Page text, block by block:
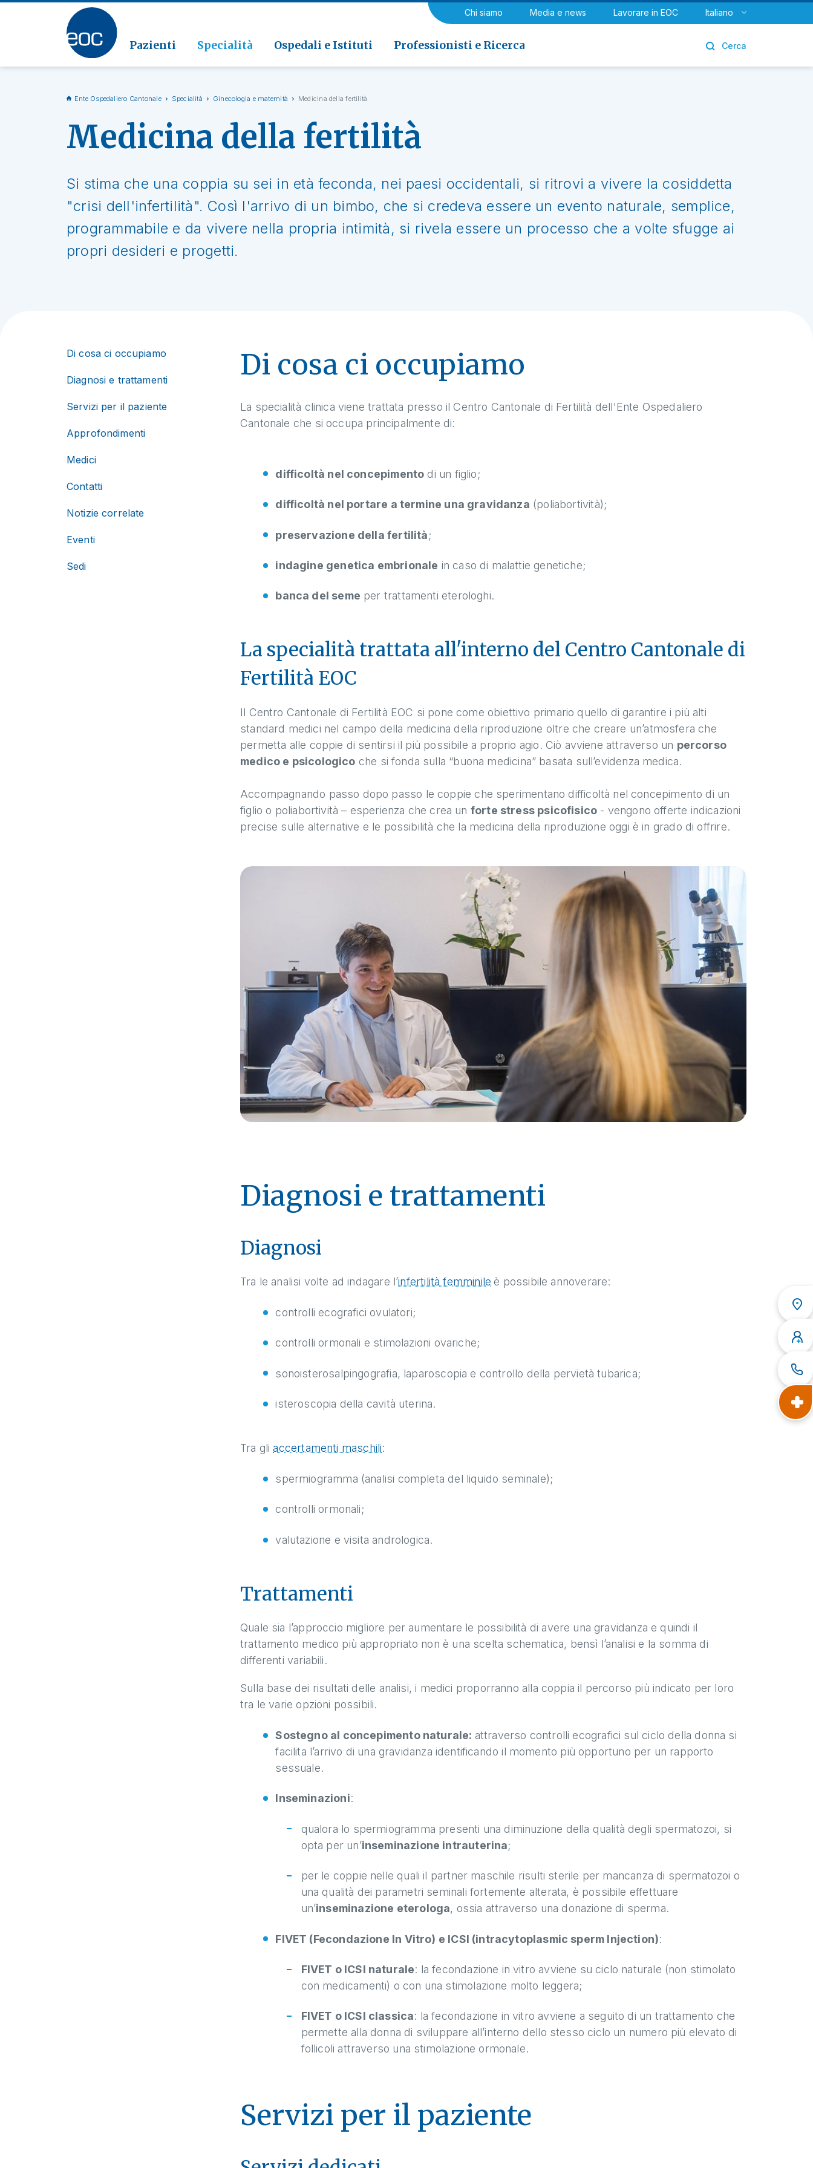
Chi siamo Media e news Lavorare in EOC Italiano
Pazienti Specialità Ospedali e Istituti Professionisti e Ricerca Cerca
Vai alla sezione
Medicina riabilitativa
Neurologia e Neurochirurgia Urologia
Clinica di Riabilitazione EOC, Novaggio
Patologia
Ente Ospedaliero Cantonale Specialità Ginecologia e maternità Medicina della fertilità
Medicina della fertilità
Si stima che una coppia su sei in età feconda, nei paesi occidentali, si ritrovi a vivere la cosiddetta
"crisi dell'infertilità". Così l'arrivo di un bimbo, che si credeva essere un evento naturale, semplice,
programmabile e da vivere nella propria intimità, si rivela essere un processo che a volte sfugge ai
propri desideri e progetti.
Di cosa ci occupiamo
Diagnosi e trattamenti
Servizi per il paziente
Approfondimenti
Medici
Contatti
Notizie correlate
Eventi
Sedi
Di cosa ci occupiamo
La specialità clinica viene trattata presso il Centro Cantonale di Fertilità dell'Ente Ospedaliero
Cantonale che si occupa principalmente di:
difficoltà nel concepimento di un figlio;
difficoltà nel portare a termine una gravidanza (poliabortività);
preservazione della fertilità;
indagine genetica embrionale in caso di malattie genetiche;
banca del seme per trattamenti eterologhi.
La specialità trattata all'interno del Centro Cantonale di
Fertilità EOC
Il Centro Cantonale di Fertilità EOC si pone come obiettivo primario quello di garantire i più alti
standard medici nel campo della medicina della riproduzione oltre che creare un’atmosfera che
permetta alle coppie di sentirsi il più possibile a proprio agio. Ciò avviene attraverso un percorso
medico e psicologico che si fonda sulla “buona medicina” basata sull’evidenza medica.
Accompagnando passo dopo passo le coppie che sperimentano difficoltà nel concepimento di un
figlio o poliabortività – esperienza che crea un forte stress psicofisico - vengono offerte indicazioni
precise sulle alternative e le possibilità che la medicina della riproduzione oggi è in grado di offrire.
Diagnosi e trattamenti
Diagnosi
Tra le analisi volte ad indagare l’infertilità femminile è possibile annoverare:
controlli ecografici ovulatori;
controlli ormonali e stimolazioni ovariche;
sonoisterosalpingografia, laparoscopia e controllo della pervietà tubarica;
isteroscopia della cavità uterina.
Tra gliaccertamenti maschili:
spermiogramma (analisi completa del liquido seminale);
controlli ormonali;
valutazione e visita andrologica.
Trattamenti
Quale sia l’approccio migliore per aumentare le possibilità di avere una gravidanza e quindi il
trattamento medico più appropriato non è una scelta schematica, bensì l’analisi e la somma di
differenti variabili.
Sulla base dei risultati delle analisi, i medici proporranno alla coppia il percorso più indicato per loro
tra le varie opzioni possibili.
Sostegno al concepimento naturale: attraverso controlli ecografici sul ciclo della donna si
facilita l’arrivo di una gravidanza identificando il momento più opportuno per un rapporto
sessuale.
Inseminazioni:
qualora lo spermiogramma presenti una diminuzione della qualità degli spermatozoi, si
opta per un’inseminazione intrauterina;
per le coppie nelle quali il partner maschile risulti sterile per mancanza di spermatozoi o
una qualità dei parametri seminali fortemente alterata, è possibile effettuare
un’inseminazione eterologa, ossia attraverso una donazione di sperma.
FIVET (Fecondazione In Vitro) e ICSI (intracytoplasmic sperm Injection):
FIVET o ICSI naturale: la fecondazione in vitro avviene su ciclo naturale (non stimolato
con medicamenti) o con una stimolazione molto leggera;
FIVET o ICSI classica: la fecondazione in vitro avviene a seguito di un trattamento che
permette alla donna di sviluppare all’interno dello stesso ciclo un numero più elevato di
follicoli attraverso una stimolazione ormonale.
Servizi per il paziente